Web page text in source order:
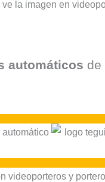
automáticos de
videoporteros y